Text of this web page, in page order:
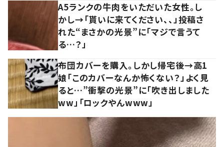
A5ランクの牛肉をいただいた女性。し
かし→「貰いに来てください、、」投稿さ
れた“まさかの光景”に「マジで言うて
る…？」
布団カバーを購入。しかし帰宅後→高1
娘「このカバーなんか怖くない？」よく見
ると…”衝撃の光景”に「吹き出しました
ww」「ロックやんwww」